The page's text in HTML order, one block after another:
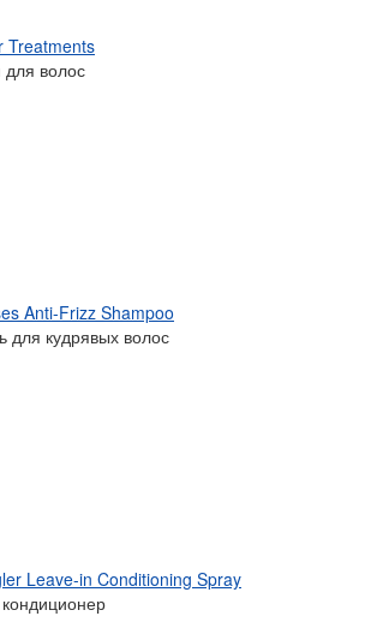
Treatments
волос
Anti-Frizz Shampoo
кудрявых волос
Leave-in Conditioning Spray